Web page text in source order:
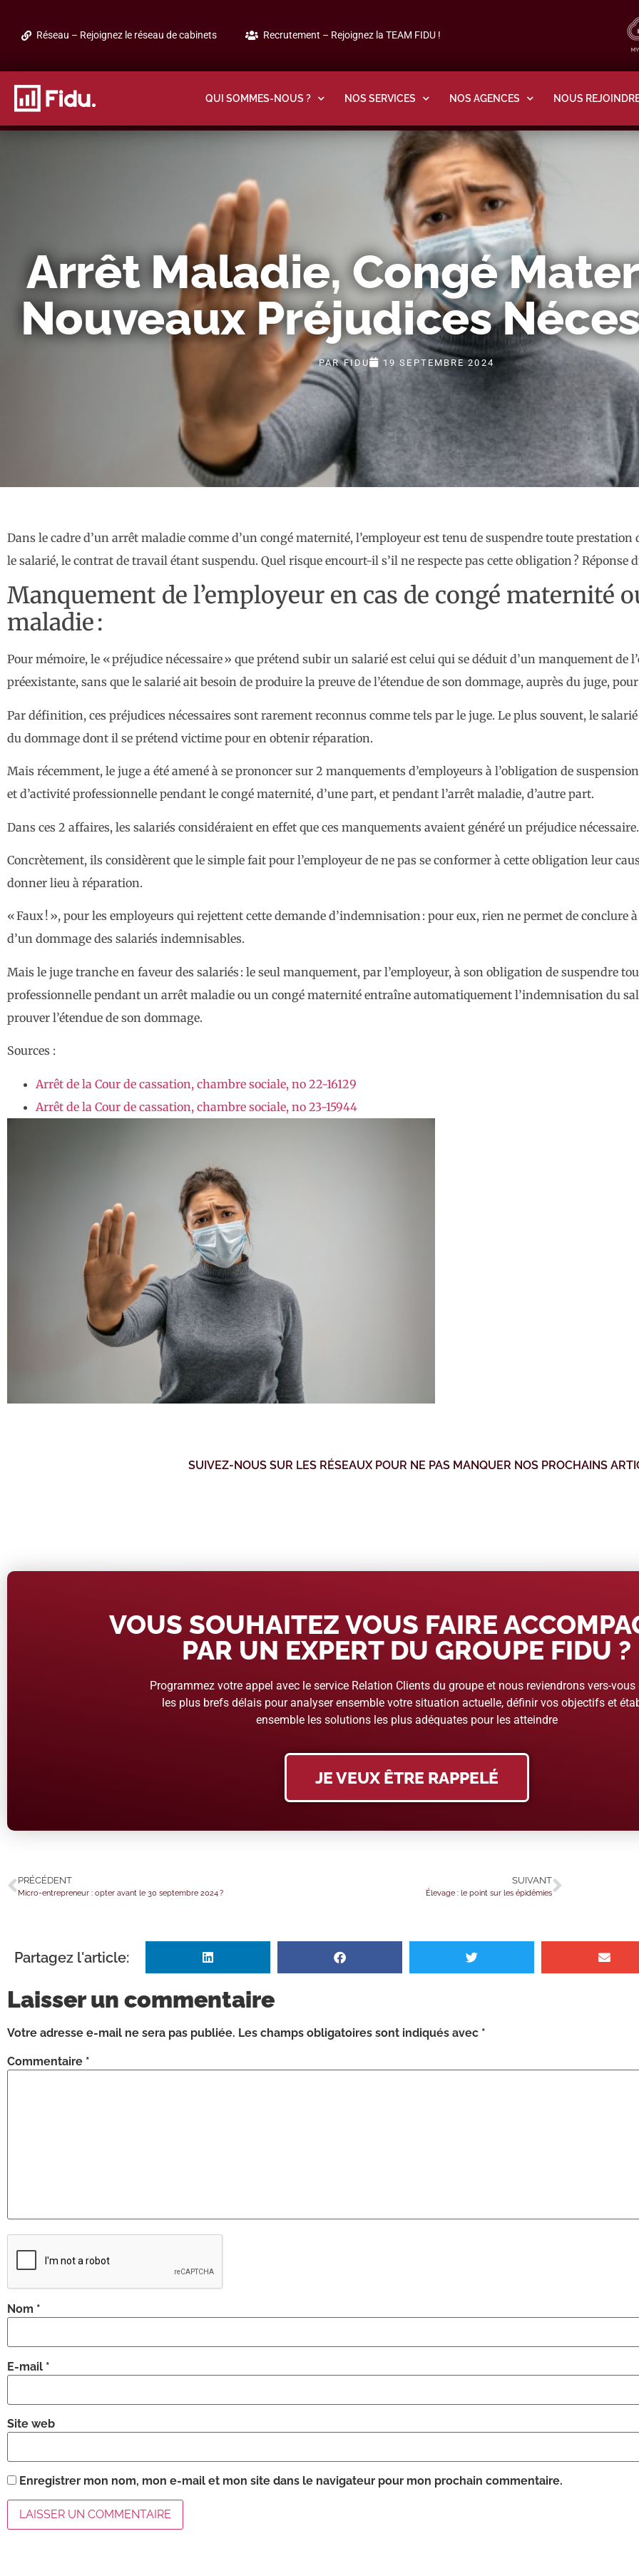
Réseau – Rejoignez le réseau de cabinets Recrutement – Rejoignez la TEAM FIDU !
QUI SOMMES-NOUS ? NOS SERVICES NOS AGENCES NOUS
Arrêt Maladie, Congé
Nouveaux Préjudices
PARFIDU 19 SEPTEMBRE 2024
Dans le cadre d’un arrêt maladie comme d’un congé maternité, l’employeur est tenu de suspendre toute
le salarié, le contrat de travail étant suspendu. Quel risque encourt-il s’il ne respecte pas cette obligation ? Réponse
Manquement de l’employeur en cas de congé maternité
maladie :
Pour mémoire, le « préjudice nécessaire » que prétend subir un salarié est celui qui se déduit d’un manquement de
préexistante, sans que le salarié ait besoin de produire la preuve de l’étendue de son dommage, auprès du juge,
Par définition, ces préjudices nécessaires sont rarement reconnus comme tels par le juge. Le plus souvent, le
du dommage dont il se prétend victime pour en obtenir réparation.
Mais récemment, le juge a été amené à se prononcer sur 2 manquements d’employeurs à l’obligation de
et d’activité professionnelle pendant le congé maternité, d’une part, et pendant l’arrêt maladie, d’autre part.
Dans ces 2 affaires, les salariés considéraient en effet que ces manquements avaient généré un préjudice nécessaire.
Concrètement, ils considèrent que le simple fait pour l’employeur de ne pas se conformer à cette obligation leur
donner lieu à réparation.
« Faux ! », pour les employeurs qui rejettent cette demande d’indemnisation : pour eux, rien ne permet de conclure
d’un dommage des salariés indemnisables.
Mais le juge tranche en faveur des salariés : le seul manquement, par l’employeur, à son obligation de suspendre
professionnelle pendant un arrêt maladie ou un congé maternité entraîne automatiquement l’indemnisation du
prouver l’étendue de son dommage.
Sources :
Arrêt de la Cour de cassation, chambre sociale, no 22-16129
Arrêt de la Cour de cassation, chambre sociale, no 23-15944
SUIVEZ-NOUS SUR LES RÉSEAUX POUR NE PAS MANQUER NOS PROCHAINS
VOUS SOUHAITEZ VOUS FAIRE
PAR UN EXPERT DU GROUPE FIDU ?
Programmez votre appel avec le service Relation Clients du groupe et nous reviendrons vers-vous
les plus brefs délais pour analyser ensemble votre situation actuelle, définir vos objectifs et
ensemble les solutions les plus adéquates pour les atteindre
JE VEUX ÊTRE RAPPELÉ
PRÉCÉDENT
Micro-entrepreneur : opter avant le 30 septembre 2024 ?
SUIVANT
Élevage : le point sur les épidémies
Partagez l'article:
Laisser un commentaire
Votre adresse e-mail ne sera pas publiée. Les champs obligatoires sont indiqués avec *
Commentaire *
Nom *
E-mail *
Site web
Enregistrer mon nom, mon e-mail et mon site dans le navigateur pour mon prochain commentaire.